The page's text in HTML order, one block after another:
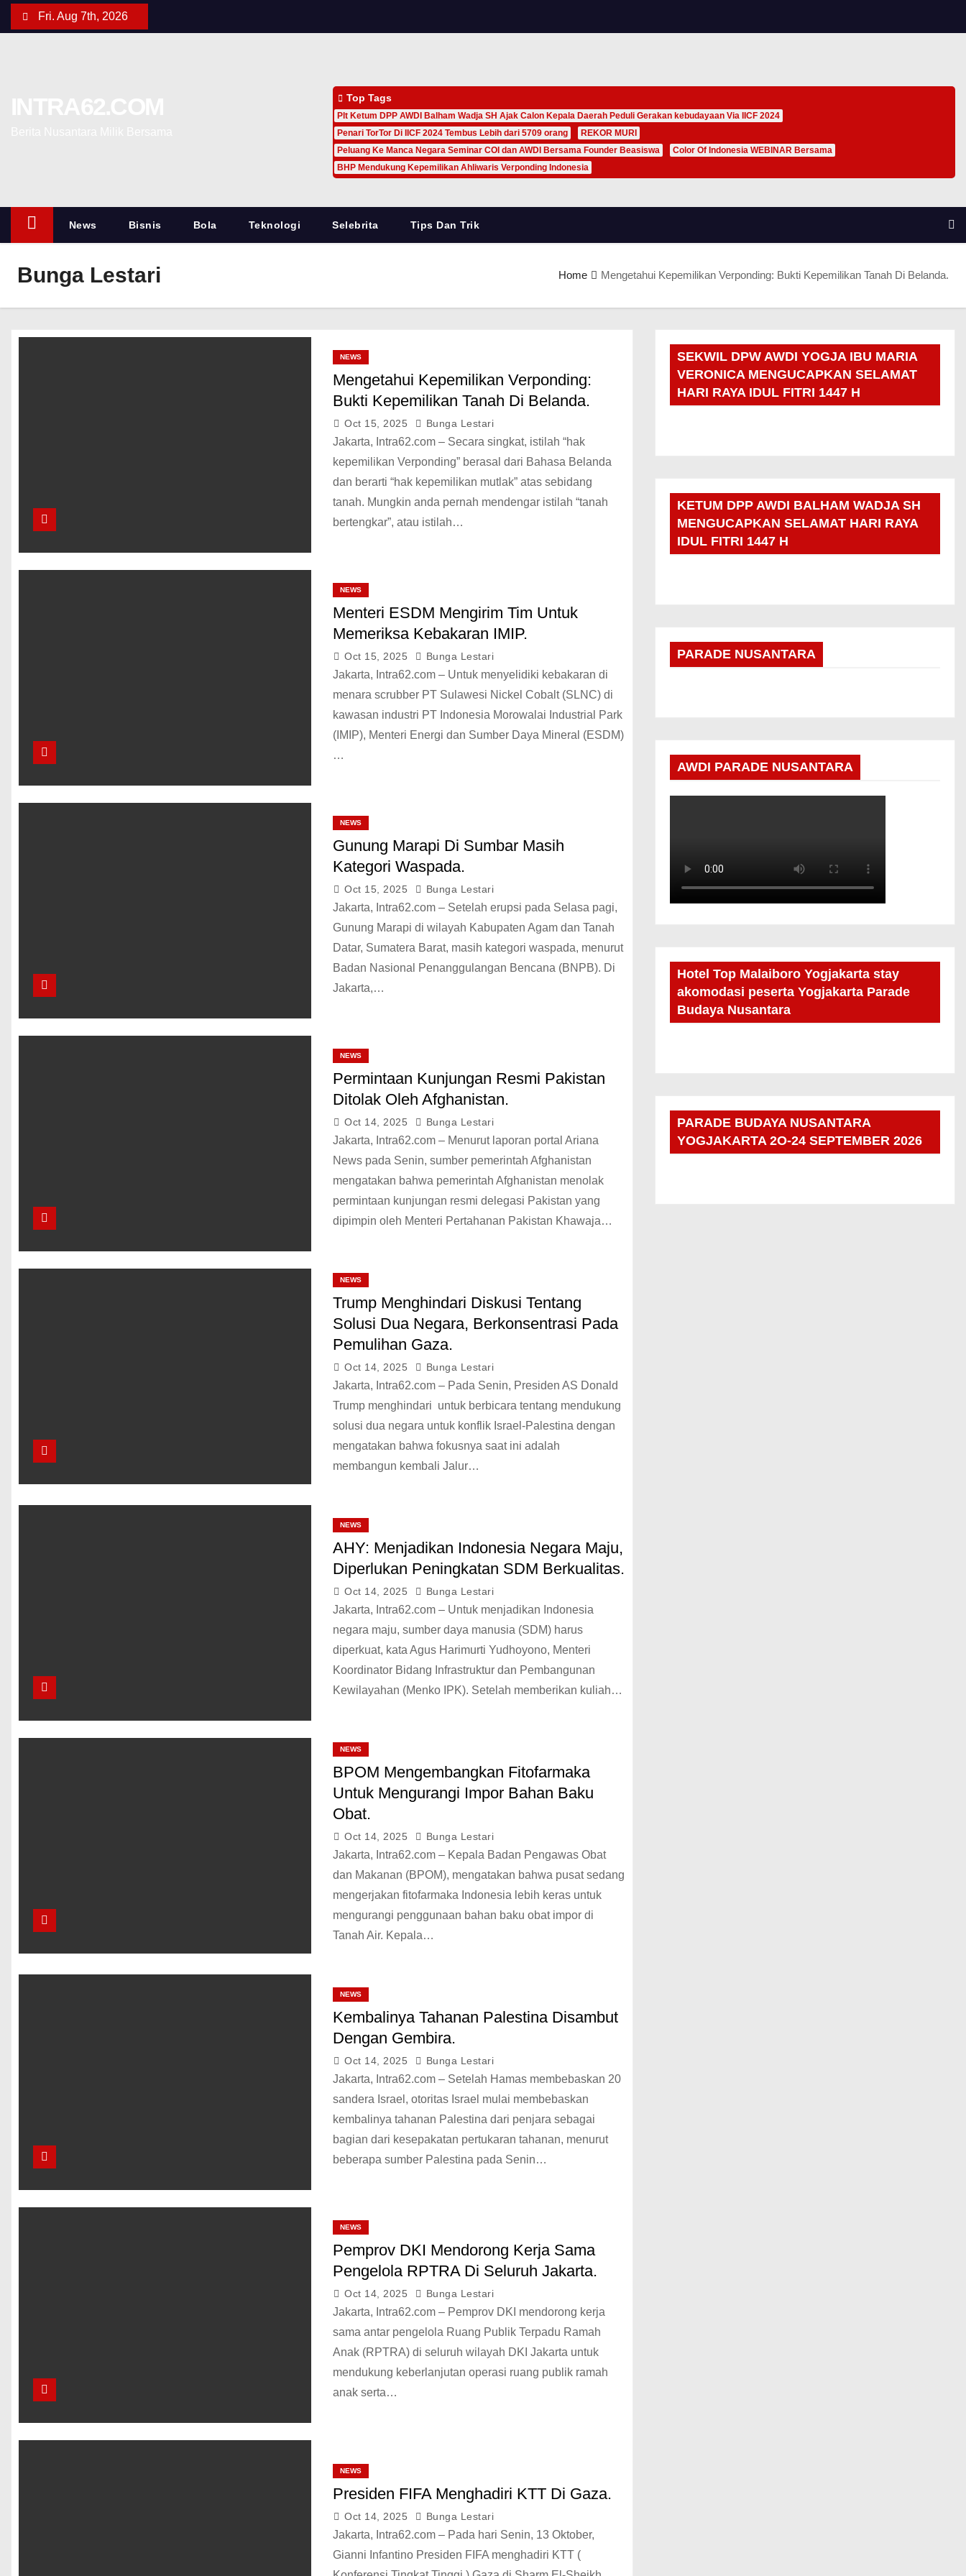
Fri. Aug 7th, 2026
Top Tags
Plt Ketum DPP AWDI Balham Wadja SH Ajak Calon Kepala Daerah Peduli Gerakan kebudayaan Via IICF 2024
Penari TorTor Di IICF 2024 Tembus Lebih dari 5709 orang
REKOR MURI
Peluang Ke Manca Negara Seminar COI dan AWDI Bersama Founder Beasiswa
Color Of Indonesia WEBINAR Bersama
BHP Mendukung Kepemilikan Ahliwaris Verponding Indonesia
News Bisnis Bola Teknologi Selebrita Tips Dan Trik
Bunga Lestari Home Mengetahui Kepemilikan Verponding: Bukti Kepemilikan Tanah Di Belanda.
NEWS
Mengetahui Kepemilikan Verponding:
Bukti Kepemilikan Tanah Di Belanda.
Oct 15, 2025 Bunga Lestari
Jakarta, Intra62.com – Secara singkat, istilah “hak
kepemilikan Verponding” berasal dari Bahasa Belanda
dan berarti “hak kepemilikan mutlak” atas sebidang
tanah. Mungkin anda pernah mendengar istilah “tanah
bertengkar”, atau istilah…
NEWS
Menteri ESDM Mengirim Tim Untuk
Memeriksa Kebakaran IMIP.
Oct 15, 2025 Bunga Lestari
Jakarta, Intra62.com – Untuk menyelidiki kebakaran di
menara scrubber PT Sulawesi Nickel Cobalt (SLNC) di
kawasan industri PT Indonesia Morowalai Industrial Park
(IMIP), Menteri Energi dan Sumber Daya Mineral (ESDM)
…
NEWS
Gunung Marapi Di Sumbar Masih
Kategori Waspada.
Oct 15, 2025 Bunga Lestari
Jakarta, Intra62.com – Setelah erupsi pada Selasa pagi,
Gunung Marapi di wilayah Kabupaten Agam dan Tanah
Datar, Sumatera Barat, masih kategori waspada, menurut
Badan Nasional Penanggulangan Bencana (BNPB). Di
Jakarta,…
NEWS
Permintaan Kunjungan Resmi Pakistan
Ditolak Oleh Afghanistan.
Oct 14, 2025 Bunga Lestari
Jakarta, Intra62.com – Menurut laporan portal Ariana
News pada Senin, sumber pemerintah Afghanistan
mengatakan bahwa pemerintah Afghanistan menolak
permintaan kunjungan resmi delegasi Pakistan yang
dipimpin oleh Menteri Pertahanan Pakistan Khawaja…
NEWS
Trump Menghindari Diskusi Tentang
Solusi Dua Negara, Berkonsentrasi Pada
Pemulihan Gaza.
Oct 14, 2025 Bunga Lestari
Jakarta, Intra62.com – Pada Senin, Presiden AS Donald
Trump menghindari untuk berbicara tentang mendukung
solusi dua negara untuk konflik Israel-Palestina dengan
mengatakan bahwa fokusnya saat ini adalah
membangun kembali Jalur…
NEWS
AHY: Menjadikan Indonesia Negara Maju,
Diperlukan Peningkatan SDM Berkualitas.
Oct 14, 2025 Bunga Lestari
Jakarta, Intra62.com – Untuk menjadikan Indonesia
negara maju, sumber daya manusia (SDM) harus
diperkuat, kata Agus Harimurti Yudhoyono, Menteri
Koordinator Bidang Infrastruktur dan Pembangunan
Kewilayahan (Menko IPK). Setelah memberikan kuliah…
NEWS
BPOM Mengembangkan Fitofarmaka
Untuk Mengurangi Impor Bahan Baku
Obat.
Oct 14, 2025 Bunga Lestari
Jakarta, Intra62.com – Kepala Badan Pengawas Obat
dan Makanan (BPOM), mengatakan bahwa pusat sedang
mengerjakan fitofarmaka Indonesia lebih keras untuk
mengurangi penggunaan bahan baku obat impor di
Tanah Air. Kepala…
NEWS
Kembalinya Tahanan Palestina Disambut
Dengan Gembira.
Oct 14, 2025 Bunga Lestari
Jakarta, Intra62.com – Setelah Hamas membebaskan 20
sandera Israel, otoritas Israel mulai membebaskan
kembalinya tahanan Palestina dari penjara sebagai
bagian dari kesepakatan pertukaran tahanan, menurut
beberapa sumber Palestina pada Senin…
NEWS
Pemprov DKI Mendorong Kerja Sama
Pengelola RPTRA Di Seluruh Jakarta.
Oct 14, 2025 Bunga Lestari
Jakarta, Intra62.com – Pemprov DKI mendorong kerja
sama antar pengelola Ruang Publik Terpadu Ramah
Anak (RPTRA) di seluruh wilayah DKI Jakarta untuk
mendukung keberlanjutan operasi ruang publik ramah
anak serta…
NEWS
Presiden FIFA Menghadiri KTT Di Gaza.
Oct 14, 2025 Bunga Lestari
Jakarta, Intra62.com – Pada hari Senin, 13 Oktober,
Gianni Infantino Presiden FIFA menghadiri KTT (
SEKWIL DPW AWDI YOGJA IBU MARIA
VERONICA MENGUCAPKAN SELAMAT
HARI RAYA IDUL FITRI 1447 H
KETUM DPP AWDI BALHAM WADJA SH
MENGUCAPKAN SELAMAT HARI RAYA
IDUL FITRI 1447 H
PARADE NUSANTARA
AWDI PARADE NUSANTARA
Hotel Top Malaiboro Yogjakarta stay
akomodasi peserta Yogjakarta Parade
Budaya Nusantara
PARADE BUDAYA NUSANTARA
YOGJAKARTA 2O-24 SEPTEMBER 2026